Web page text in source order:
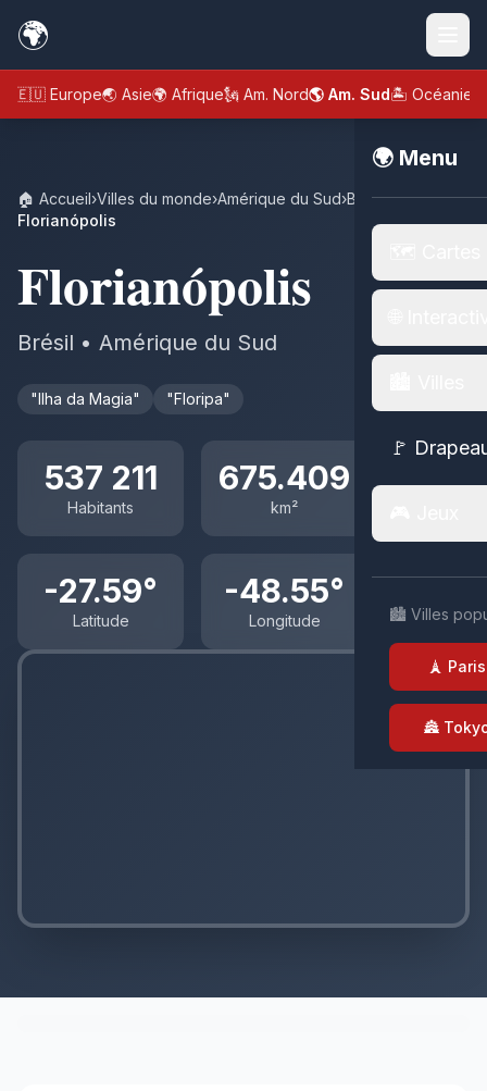
🌍
🇪🇺 Europe🌏 Asie🌍 Afrique🗽 Am. Nord🌎 Am. Sud🏝️ Océanie
🌍 Menu
🚩
🏙️ Villes
🗼 Paris
🏯
🏠 Accueil›Villes du monde›Amérique du Sud›Brésil›
Florianópolis
Florianópolis
Brésil • Amérique du Sud
"Ilha da Magia" "Floripa"
537 211
Habitants
675.409
km²
-27.59°
Latitude
-48.55°
Longitude